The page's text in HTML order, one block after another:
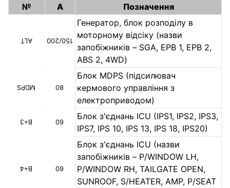
№ A Позначення
ALT 150/200
Генератор, блок розподілу в
моторному відсіку (назви
запобіжників – SGA, EPB 1, EPB 2,
ABS 2, 4WD)
MDPS 80
Блок MDPS (підсилювач
кермового управління з
електроприводом)
B+3 60
Блок з'єднань ICU (IPS1, IPS2, IPS3,
IPS7, IPS 10, IPS 13, IPS 18, IPS20)
B+4 60
Блок з'єднань ICU (назви
запобіжників – P/WINDOW LH,
P/WINDOW RH, TAILGATE OPEN,
SUNROOF, S/HEATER, AMP, P/SEAT